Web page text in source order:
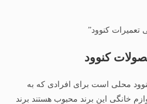
تعمیرات کنوود”
کنوود
محلی است برای افرادی که به
خانگی این برند محبوب هستند برند